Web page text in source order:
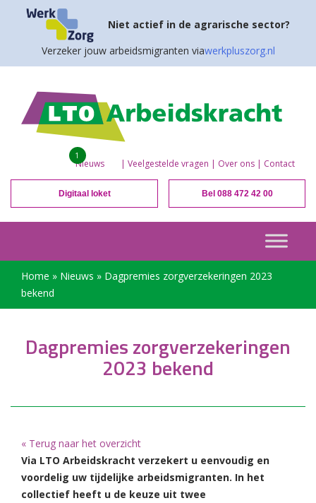
Niet actief in de agrarische sector?
Verzeker jouw arbeidsmigranten viawerkpluszorg.nl
Nieuws
1
| Veelgestelde vragen | Over ons | Contact
Digitaal loket Bel 088 472 42 00
Home » Nieuws » Dagpremies zorgverzekeringen 2023
bekend
Dagpremies zorgverzekeringen
2023 bekend
« Terug naar het overzicht
Via LTO Arbeidskracht verzekert u eenvoudig en
voordelig uw tijdelijke arbeidsmigranten. In het
collectief heeft u de keuze uit twee